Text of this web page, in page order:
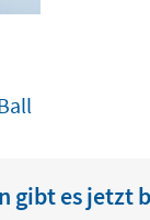
gibt es jetzt